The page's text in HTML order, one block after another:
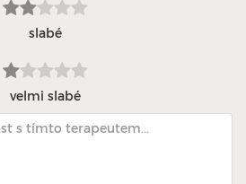
slabé
velmi slabé